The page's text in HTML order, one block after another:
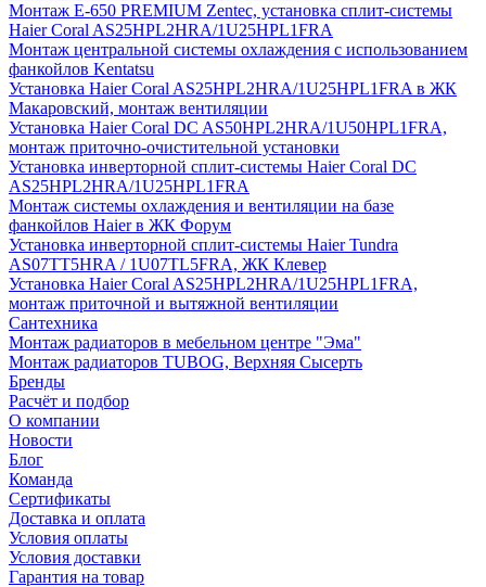
Монтаж E-650 PREMIUM Zentec, установка сплит-системы
Haier Coral AS25HPL2HRA/1U25HPL1FRA
Монтаж центральной системы охлаждения с использованием
фанкойлов Kentatsu
Установка Haier Coral AS25HPL2HRA/1U25HPL1FRA в ЖК
Макаровский, монтаж вентиляции
Установка Haier Coral DC AS50HPL2HRA/1U50HPL1FRA,
монтаж приточно-очистительной установки
Установка инверторной сплит-системы Haier Coral DC
AS25HPL2HRA/1U25HPL1FRA
Монтаж системы охлаждения и вентиляции на базе
фанкойлов Haier в ЖК Форум
Установка инверторной сплит-системы Haier Tundra
AS07TT5HRA / 1U07TL5FRA, ЖК Клевер
Установка Haier Coral AS25HPL2HRA/1U25HPL1FRA,
монтаж приточной и вытяжной вентиляции
Сантехника
Монтаж радиаторов в мебельном центре "Эма"
Монтаж радиаторов TUBOG, Верхняя Сысерть
Бренды
Расчёт и подбор
О компании
Новости
Блог
Команда
Сертификаты
Доставка и оплата
Условия оплаты
Условия доставки
Гарантия на товар